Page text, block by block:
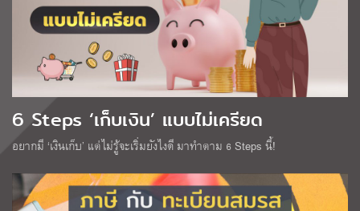
6 Steps ‘เก็บเงิน’ แบบไม่เครียด
อยากมี ‘เงินเก็บ’ แต่ไม่รู้จะเริ่มยังไงดี มาทำตาม 6 Steps นี้!